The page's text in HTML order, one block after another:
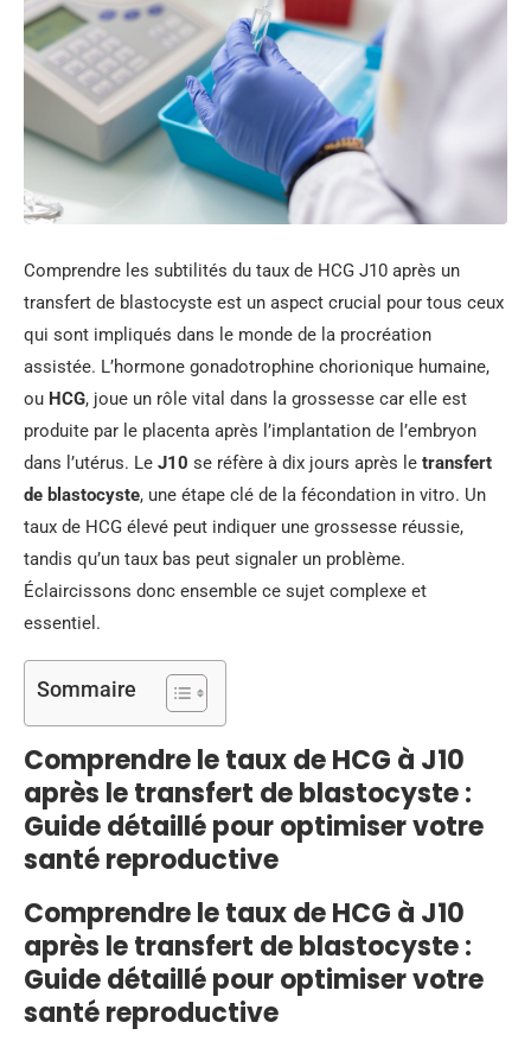
Comprendre les subtilités du taux de HCG J10 après un
transfert de blastocyste est un aspect crucial pour tous ceux
qui sont impliqués dans le monde de la procréation
assistée. L’hormone gonadotrophine chorionique humaine,
ou HCG, joue un rôle vital dans la grossesse car elle est
produite par le placenta après l’implantation de l’embryon
dans l’utérus. Le J10 se réfère à dix jours après le transfert
de blastocyste, une étape clé de la fécondation in vitro. Un
taux de HCG élevé peut indiquer une grossesse réussie,
tandis qu’un taux bas peut signaler un problème.
Éclaircissons donc ensemble ce sujet complexe et
essentiel.
Sommaire
Comprendre le taux de HCG à J10
après le transfert de blastocyste :
Guide détaillé pour optimiser votre
santé reproductive
Comprendre le taux de HCG à J10
après le transfert de blastocyste :
Guide détaillé pour optimiser votre
santé reproductive